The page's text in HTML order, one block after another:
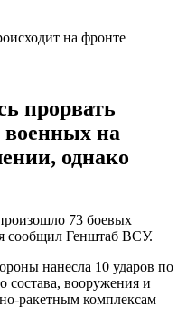
прорвать
военных на
однако
73 боевых
сообщил Генштаб ВСУ.
нанесла 10 ударов по
состава, вооружения и
ракетным комплексам